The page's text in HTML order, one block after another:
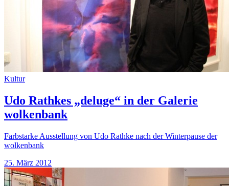
Kultur
Udo Rathkes „deluge“ in der Galerie
wolkenbank
Farbstarke Ausstellung von Udo Rathke nach der Winterpause der
wolkenbank
25. März 2012